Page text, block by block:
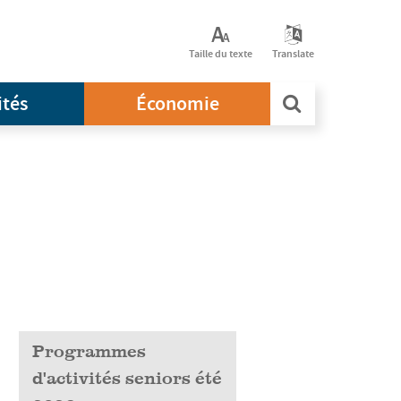
Taille du texte Translate
Économie
Programmes
d'activités seniors été